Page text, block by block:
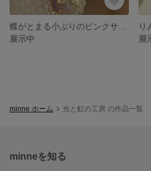
展示中
り
展
minne ホーム 光と虹の工房 の作品一覧
minneを知る